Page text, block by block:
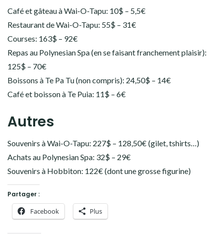
Café et gâteau à Wai-O-Tapu: 10$ – 5,5€
Restaurant de Wai-O-Tapu: 55$ – 31€
Courses: 163$ – 92€
Repas au Polynesian Spa (en se faisant franchement plaisir):
125$ – 70€
Boissons à Te Pa Tu (non compris): 24,50$ – 14€
Café et boisson à Te Puia: 11$ – 6€
Autres
Souvenirs à Wai-O-Tapu: 227$ – 128,50€ (gilet, tshirts…)
Achats au Polynesian Spa: 32$ – 29€
Souvenirs à Hobbiton: 122€ (dont une grosse figurine)
Partager :
Facebook Plus